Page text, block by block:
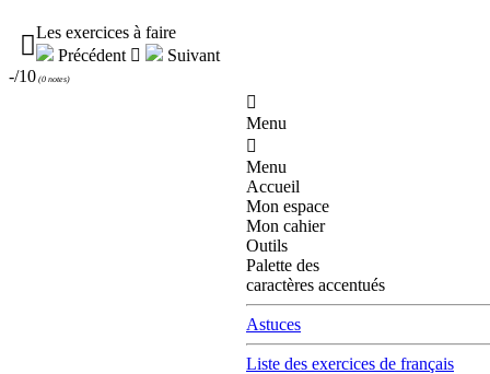
Les exercices à faire
Précédent 
Suivant
-/10 (0 notes)

Menu

Menu
Accueil
Mon espace
Mon cahier
Outils
Palette des
caractères accentués
Astuces
Liste des exercices de français